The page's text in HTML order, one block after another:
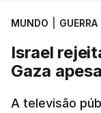
MUNDO
Israel
Gaza
A televisão